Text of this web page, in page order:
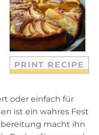
PRINT RECIPE
oder einfach für
ist ein wahres Fest
macht ihn